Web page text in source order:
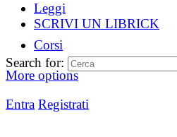
Leggi
SCRIVI UN LIBRICK
Corsi
More options
Entra Registrati
Search for: